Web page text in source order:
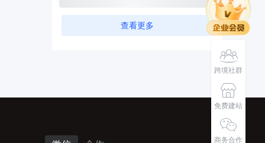
查看更多
跨境社群
免费建站
商务合作